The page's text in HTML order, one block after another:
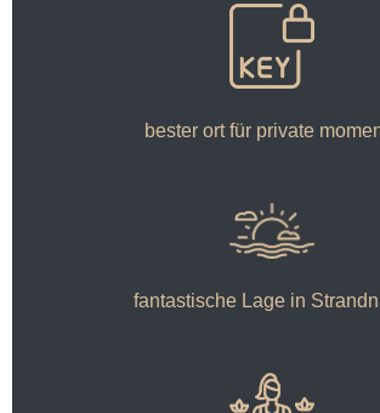
bester ort für private
fantastische Lage in